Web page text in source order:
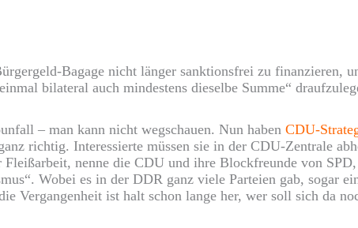
Bagage nicht länger sanktionsfrei zu finanzieren,
bilateral auch mindestens dieselbe Summe“
– man kann nicht wegschauen. Nun haben CDU-
richtig. Interessierte müssen sie in der CDU-Zentrale
nenne die CDU und ihre Blockfreunde von
Wobei es in der DDR ganz viele Parteien gab, sogar
Vergangenheit ist halt schon lange her, wer soll sich da